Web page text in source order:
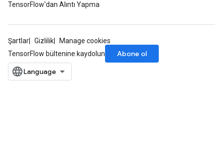
TensorFlow'dan Alıntı Yapma
Şartlar Gizlilik
Manage cookies
TensorFlow bültenine kaydolun
Abone ol